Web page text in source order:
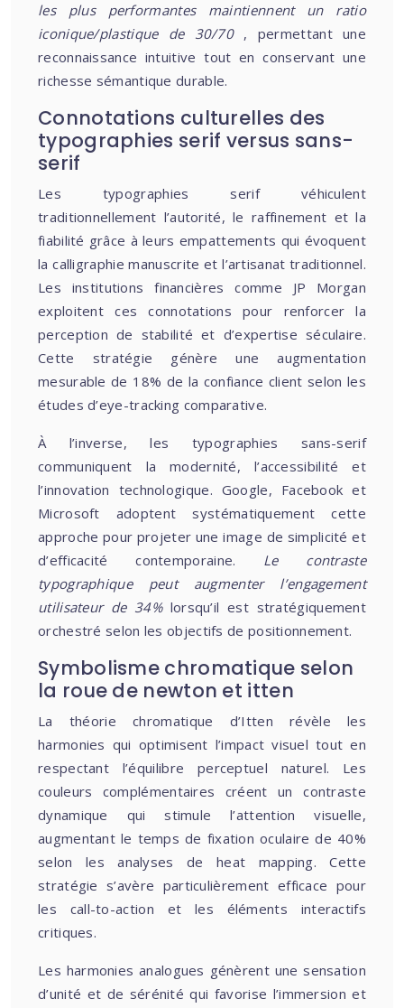
les plus performantes maintiennent un ratio
iconique/plastique de 30/70 , permettant une
reconnaissance intuitive tout en conservant une
richesse sémantique durable.
Connotations culturelles des
typographies serif versus sans-
serif
Les typographies serif véhiculent
traditionnellement l’autorité, le raffinement et la
fiabilité grâce à leurs empattements qui évoquent
la calligraphie manuscrite et l’artisanat traditionnel.
Les institutions financières comme JP Morgan
exploitent ces connotations pour renforcer la
perception de stabilité et d’expertise séculaire.
Cette stratégie génère une augmentation
mesurable de 18% de la confiance client selon les
études d’eye-tracking comparative.
À l’inverse, les typographies sans-serif
communiquent la modernité, l’accessibilité et
l’innovation technologique. Google, Facebook et
Microsoft adoptent systématiquement cette
approche pour projeter une image de simplicité et
d’efficacité contemporaine. Le contraste
typographique peut augmenter l’engagement
utilisateur de 34% lorsqu’il est stratégiquement
orchestré selon les objectifs de positionnement.
Symbolisme chromatique selon
la roue de newton et itten
La théorie chromatique d’Itten révèle les
harmonies qui optimisent l’impact visuel tout en
respectant l’équilibre perceptuel naturel. Les
couleurs complémentaires créent un contraste
dynamique qui stimule l’attention visuelle,
augmentant le temps de fixation oculaire de 40%
selon les analyses de heat mapping. Cette
stratégie s’avère particulièrement efficace pour
les call-to-action et les éléments interactifs
critiques.
Les harmonies analogues génèrent une sensation
d’unité et de sérénité qui favorise l’immersion et